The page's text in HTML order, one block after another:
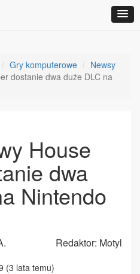
Gry komputerowe
Newsy
dostanie dwa duże DLC na
House
dwa
Nintendo
Redaktor: Motyl
(3 lata temu)